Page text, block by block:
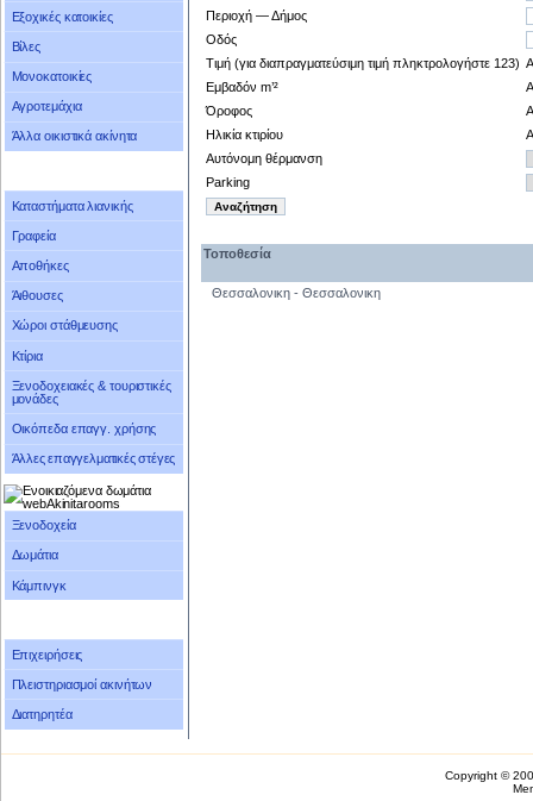
Εξοχικές κατοικίες
Βίλες
Μονοκατοικίες
Αγροτεμάχια
Άλλα οικιστικά ακίνητα
Καταστήματα λιανικής
Γραφεία
Αποθήκες
Άιθουσες
Χώροι στάθμευσης
Κτίρια
Ξενοδοχειακές & τουριστικές
μονάδες
Οικόπεδα επαγγ. χρήσης
Άλλες επαγγελματικές στέγες
Ξενοδοχεία
Δωμάτια
Κάμπινγκ
Επιχειρήσεις
Πλειστηριασμοί ακινήτων
Διατηρητέα
Περιοχή — Δήμος
Οδός
Τιμή (για διαπραγματεύσιμη τιμή πληκτρολογήστε 123)
Εμβαδόν m’²
Όροφος
Ηλικία κτιρίου
Αυτόνομη θέρμανση
Parking
Τοποθεσία
Θεσσαλονικη - Θεσσαλονικη
Copyright ©